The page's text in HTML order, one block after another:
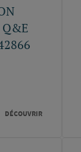
Q&E
DÉCOUVRIR